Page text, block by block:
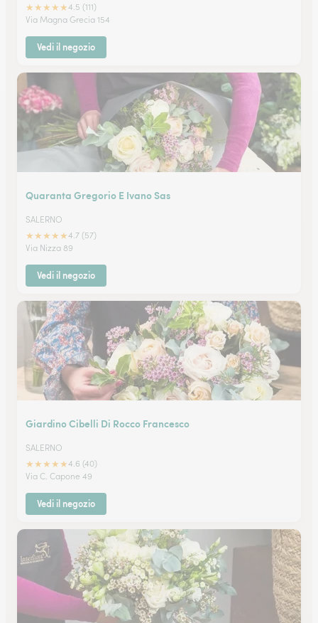
★★★★★4.5 (111)
Via Magna Grecia 154
Vedi il negozio
Quaranta Gregorio E Ivano Sas
SALERNO
★★★★★4.7 (57)
Via Nizza 89
Vedi il negozio
Giardino Cibelli Di Rocco Francesco
SALERNO
★★★★★4.6 (40)
Via C. Capone 49
Vedi il negozio